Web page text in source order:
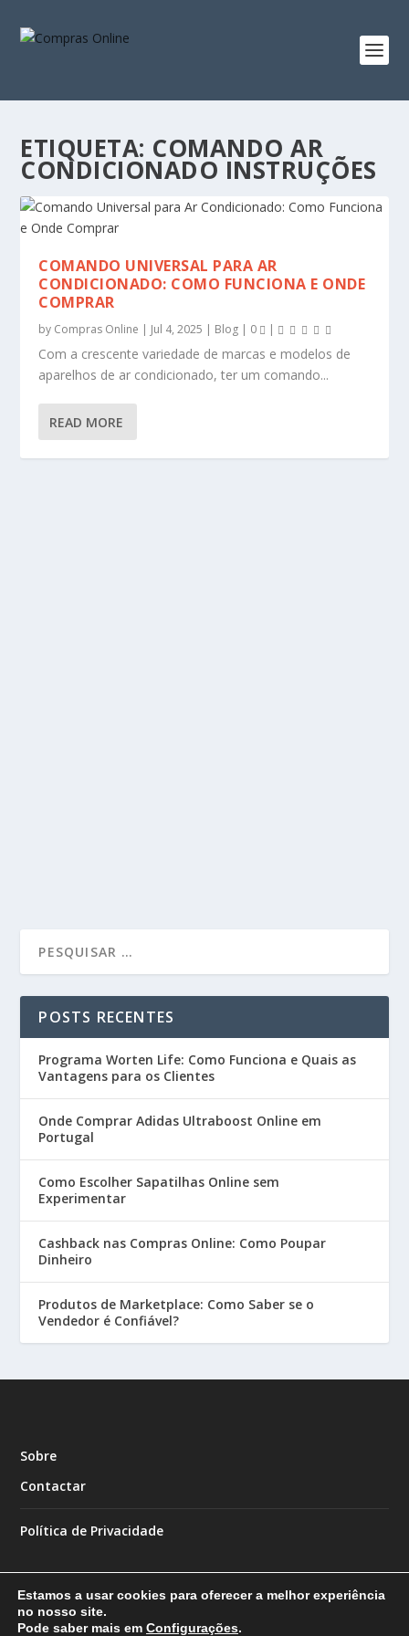
ETIQUETA: COMANDO AR
CONDICIONADO INSTRUÇÕES
COMANDO UNIVERSAL PARA AR
CONDICIONADO: COMO FUNCIONA E ONDE
COMPRAR
by Compras Online | Jul 4, 2025 | Blog | 0 |
Com a crescente variedade de marcas e modelos de
aparelhos de ar condicionado, ter um comando...
READ MORE
POSTS RECENTES
Programa Worten Life: Como Funciona e Quais as
Vantagens para os Clientes
Onde Comprar Adidas Ultraboost Online em
Portugal
Como Escolher Sapatilhas Online sem
Experimentar
Cashback nas Compras Online: Como Poupar
Dinheiro
Produtos de Marketplace: Como Saber se o
Vendedor é Confiável?
Sobre
Contactar
Política de Privacidade
Estamos a usar cookies para oferecer a melhor experiência
no nosso site.
Pode saber mais em Configurações.